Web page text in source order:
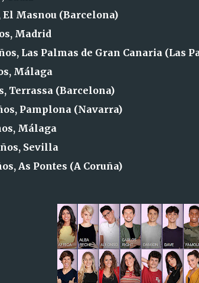
El Masnou (Barcelona)
Madrid
Las Palmas de Gran Canaria (Las
Málaga
Terrassa (Barcelona)
Pamplona (Navarra)
Málaga
Sevilla
As Pontes (A Coruña)